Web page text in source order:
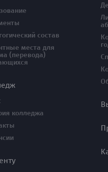
состав
места для
(перевода)
колледжа